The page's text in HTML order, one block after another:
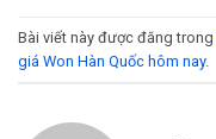
Bài viết này được đăng trong
giá Won Hàn Quốc hôm nay.